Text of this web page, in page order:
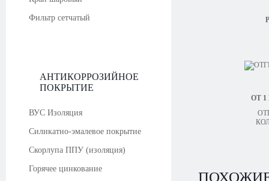
Фильтр сетчатый
АНТИКОРРОЗИЙНОЕ
ПОКРЫТИЕ
ВУС Изоляция
Силикатно-эмалевое покрытие
Скорлупа ППУ (изоляция)
Горячее цинкование
ОТ